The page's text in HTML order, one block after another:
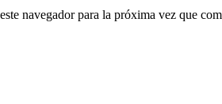
navegador para la próxima vez que